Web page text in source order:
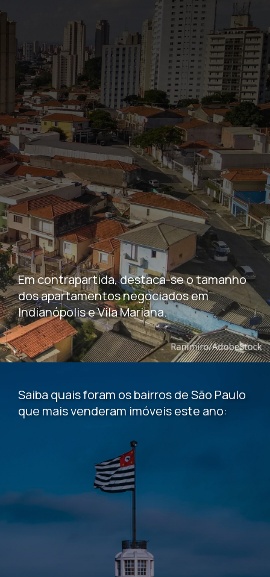
Em contrapartida, destaca-se o tamanho
dos apartamentos negociados em
Indianópolis e Vila Mariana.
Saiba quais foram os bairros de São Paulo
que mais venderam imóveis este ano: